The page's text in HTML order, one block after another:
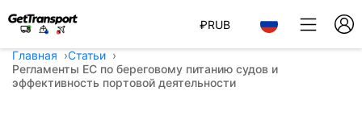
₽RUB
Главная
Статьи
Регламенты ЕС по береговому питанию судов и
эффективность портовой деятельности